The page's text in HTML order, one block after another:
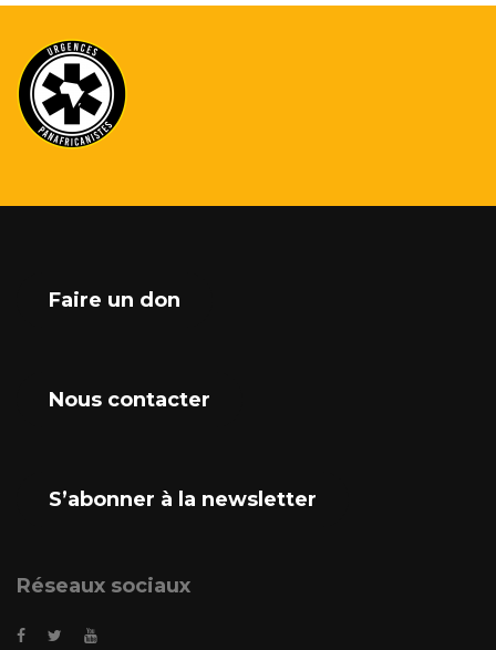
Faire un don
Nous contacter
S’abonner à la newsletter
Réseaux sociaux